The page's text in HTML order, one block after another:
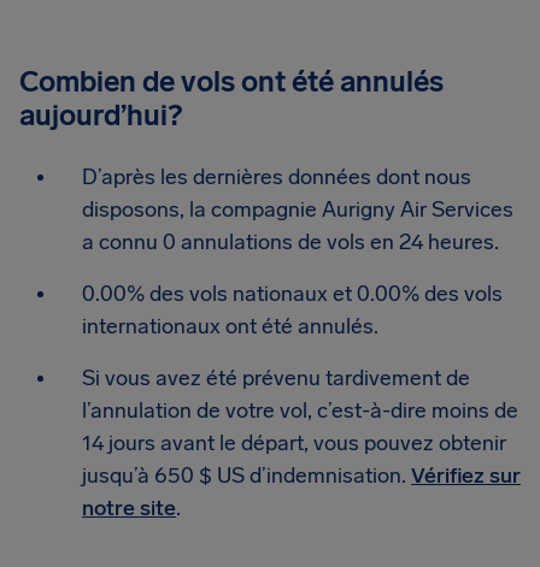
Combien de vols ont été annulés
aujourd’hui?
D’après les dernières données dont nous
disposons, la compagnie Aurigny Air Services
a connu 0 annulations de vols en 24 heures.
0.00% des vols nationaux et 0.00% des vols
internationaux ont été annulés.
Si vous avez été prévenu tardivement de
l’annulation de votre vol, c’est-à-dire moins de
14 jours avant le départ, vous pouvez obtenir
jusqu’à 650 $ US d’indemnisation. Vérifiez sur
notre site.